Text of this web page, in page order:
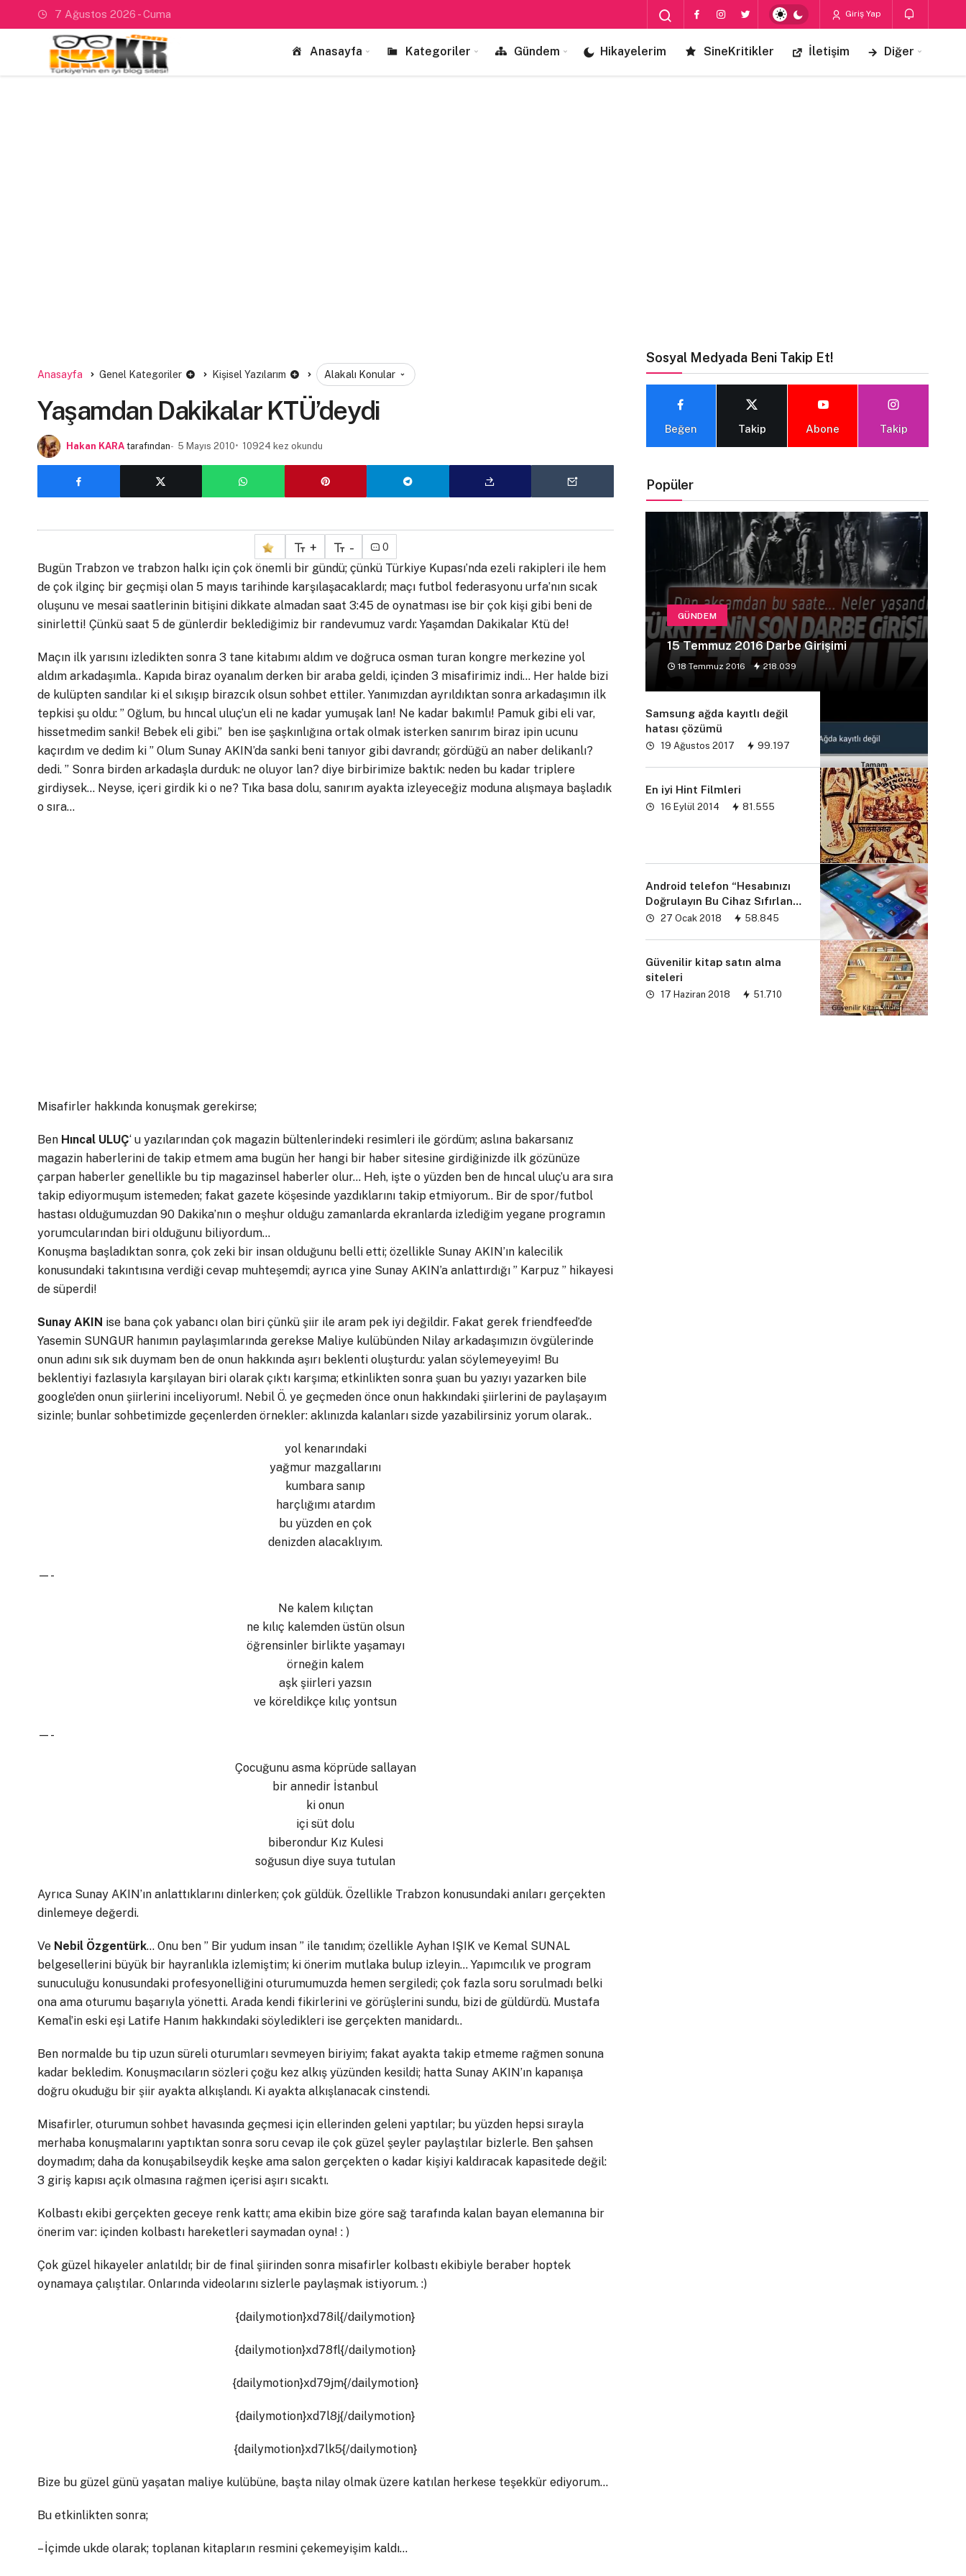
7 Ağustos 2026 - Cuma Giriş Yap
Anasayfa Kategoriler Gündem Hikayelerim SineKritikler İletişim Diğer
Anasayfa Genel Kategoriler Kişisel Yazılarım Alakalı Konular
Yaşamdan Dakikalar KTÜ’deydi
Hakan KARA tarafından 5 Mayıs 2010 10924 kez okundu
+ - 0
Bugün Trabzon ve trabzon halkı için çok önemli bir gündü; çünkü Türkiye Kupası’nda ezeli rakipleri ile hem
de çok ilginç bir geçmişi olan 5 mayıs tarihinde karşılaşacaklardı; maçı futbol federasyonu urfa’nın sıcak
oluşunu ve mesai saatlerinin bitişini dikkate almadan saat 3:45 de oynatması ise bir çok kişi gibi beni de
sinirletti! Çünkü saat 5 de günlerdir beklediğimiz bir randevumuz vardı: Yaşamdan Dakikalar Ktü de!
Maçın ilk yarısını izledikten sonra 3 tane kitabımı aldım ve doğruca osman turan kongre merkezine yol
aldım arkadaşımla.. Kapıda biraz oyanalım derken bir araba geldi, içinden 3 misafirimiz indi… Her halde bizi
de kulüpten sandılar ki el sıkışıp birazcık olsun sohbet ettiler. Yanımızdan ayrıldıktan sonra arkadaşımın ilk
tepkisi şu oldu: ” Oğlum, bu hıncal uluç’un eli ne kadar yumuşak lan! Ne kadar bakımlı! Pamuk gibi eli var,
hissetmedim sanki! Bebek eli gibi.” ben ise şaşkınlığına ortak olmak isterken sanırım biraz ipin ucunu
kaçırdım ve dedim ki ” Olum Sunay AKIN’da sanki beni tanıyor gibi davrandı; gördüğü an naber delikanlı?
dedi. ” Sonra birden arkadaşla durduk: ne oluyor lan? diye birbirimize baktık: neden bu kadar triplere
girdiysek… Neyse, içeri girdik ki o ne? Tıka basa dolu, sanırım ayakta izleyeceğiz moduna alışmaya başladık
o sıra…
Misafirler hakkında konuşmak gerekirse;
Ben Hıncal ULUÇ‘ u yazılarından çok magazin bültenlerindeki resimleri ile gördüm; aslına bakarsanız
magazin haberlerini de takip etmem ama bugün her hangi bir haber sitesine girdiğinizde ilk gözünüze
çarpan haberler genellikle bu tip magazinsel haberler olur… Heh, işte o yüzden ben de hıncal uluç’u ara sıra
takip ediyormuşum istemeden; fakat gazete köşesinde yazdıklarını takip etmiyorum.. Bir de spor/futbol
hastası olduğumuzdan 90 Dakika’nın o meşhur olduğu zamanlarda ekranlarda izlediğim yegane programın
yorumcularından biri olduğunu biliyordum…
Konuşma başladıktan sonra, çok zeki bir insan olduğunu belli etti; özellikle Sunay AKIN’ın kalecilik
konusundaki takıntısına verdiği cevap muhteşemdi; ayrıca yine Sunay AKIN’a anlattırdığı ” Karpuz ” hikayesi
de süperdi!
Sunay AKIN ise bana çok yabancı olan biri çünkü şiir ile aram pek iyi değildir. Fakat gerek friendfeed’de
Yasemin SUNGUR hanımın paylaşımlarında gerekse Maliye kulübünden Nilay arkadaşımızın övgülerinde
onun adını sık sık duymam ben de onun hakkında aşırı beklenti oluşturdu: yalan söylemeyeyim! Bu
beklentiyi fazlasıyla karşılayan biri olarak çıktı karşıma; etkinlikten sonra şuan bu yazıyı yazarken bile
google’den onun şiirlerini inceliyorum!. Nebil Ö. ye geçmeden önce onun hakkındaki şiirlerini de paylaşayım
sizinle; bunlar sohbetimizde geçenlerden örnekler: aklınızda kalanları sizde yazabilirsiniz yorum olarak..
yol kenarındaki
yağmur mazgallarını
kumbara sanıp
harçlığımı atardım
bu yüzden en çok
denizden alacaklıyım.
—-
Ne kalem kılıçtan
ne kılıç kalemden üstün olsun
öğrensinler birlikte yaşamayı
örneğin kalem
aşk şiirleri yazsın
ve köreldikçe kılıç yontsun
—-
Çocuğunu asma köprüde sallayan
bir annedir İstanbul
ki onun
içi süt dolu
biberondur Kız Kulesi
soğusun diye suya tutulan
Ayrıca Sunay AKIN’ın anlattıklarını dinlerken; çok güldük. Özellikle Trabzon konusundaki anıları gerçekten
dinlemeye değerdi.
Ve Nebil Özgentürk… Onu ben ” Bir yudum insan ” ile tanıdım; özellikle Ayhan IŞIK ve Kemal SUNAL
belgesellerini büyük bir hayranlıkla izlemiştim; ki önerim mutlaka bulup izleyin… Yapımcılık ve program
sunuculuğu konusundaki profesyonelliğini oturumumuzda hemen sergiledi; çok fazla soru sorulmadı belki
ona ama oturumu başarıyla yönetti. Arada kendi fikirlerini ve görüşlerini sundu, bizi de güldürdü. Mustafa
Kemal’in eski eşi Latife Hanım hakkındaki söyledikleri ise gerçekten manidardı..
Ben normalde bu tip uzun süreli oturumları sevmeyen biriyim; fakat ayakta takip etmeme rağmen sonuna
kadar bekledim. Konuşmacıların sözleri çoğu kez alkış yüzünden kesildi; hatta Sunay AKIN’ın kapanışa
doğru okuduğu bir şiir ayakta alkışlandı. Ki ayakta alkışlanacak cinstendi.
Misafirler, oturumun sohbet havasında geçmesi için ellerinden geleni yaptılar; bu yüzden hepsi sırayla
merhaba konuşmalarını yaptıktan sonra soru cevap ile çok güzel şeyler paylaştılar bizlerle. Ben şahsen
doymadım; daha da konuşabilseydik keşke ama salon gerçekten o kadar kişiyi kaldıracak kapasitede değil:
3 giriş kapısı açık olmasına rağmen içerisi aşırı sıcaktı.
Kolbastı ekibi gerçekten geceye renk kattı; ama ekibin bize göre sağ tarafında kalan bayan elemanına bir
önerim var: içinden kolbastı hareketleri saymadan oyna! : )
Çok güzel hikayeler anlatıldı; bir de final şiirinden sonra misafirler kolbastı ekibiyle beraber hoptek
oynamaya çalıştılar. Onlarında videolarını sizlerle paylaşmak istiyorum. :)
{dailymotion}xd78il{/dailymotion}
{dailymotion}xd78fl{/dailymotion}
{dailymotion}xd79jm{/dailymotion}
{dailymotion}xd7l8j{/dailymotion}
{dailymotion}xd7lk5{/dailymotion}
Bize bu güzel günü yaşatan maliye kulübüne, başta nilay olmak üzere katılan herkese teşekkür ediyorum…
Bu etkinlikten sonra;
– İçimde ukde olarak; toplanan kitapların resmini çekemeyişim kaldı…
Sosyal Medyada Beni Takip Et!
Beğen Takip Abone Takip
Popüler
GÜNDEM
15 Temmuz 2016 Darbe Girişimi
18 Temmuz 2016 218.039
Samsung ağda kayıtlı değil
hatası çözümü
19 Ağustos 2017 99.197
En iyi Hint Filmleri
16 Eylül 2014 81.555
Android telefon “Hesabınızı
Doğrulayın Bu Cihaz Sıfırlandı
sorunu” çözümü
27 Ocak 2018 58.845
Güvenilir kitap satın alma
siteleri
17 Haziran 2018 51.710